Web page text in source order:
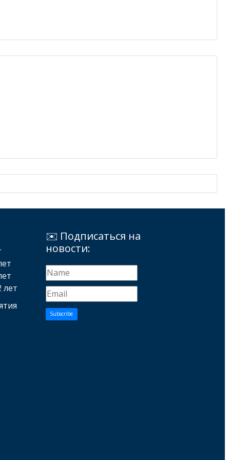
лет
✉️ Подписаться на
новости:
Subscribe